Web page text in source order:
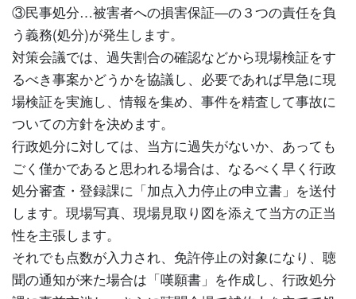
③民事処分…被害者への損害保証―の３つの責任を負
う義務(処分)が発生します。
対策会議では、過失割合の確認などから現場検証をす
るべき事案かどうかを協議し、必要であれば早急に現
場検証を実施し、情報を集め、事件を精査して事故に
ついての方針を決めます。
行政処分に対しては、当方に過失がないか、あっても
ごく僅かであると思われる場合は、なるべく早く行政
処分審査・登録課に「加点入力停止の申立書」を送付
します。現場写真、現場見取り図を添えて当方の正当
性を主張します。
それでも点数が入力され、免許停止の対象になり、聴
聞の通知が来た場合は「嘆願書」を作成し、行政処分